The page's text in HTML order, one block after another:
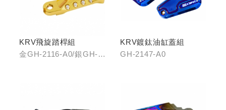
KRV飛旋踏桿組
金GH-2116-A0/銀GH-
KRV鍍鈦油缸蓋組
GH-2147-A0